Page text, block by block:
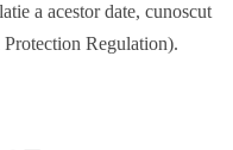
a acestor date, cunoscut
Regulation).